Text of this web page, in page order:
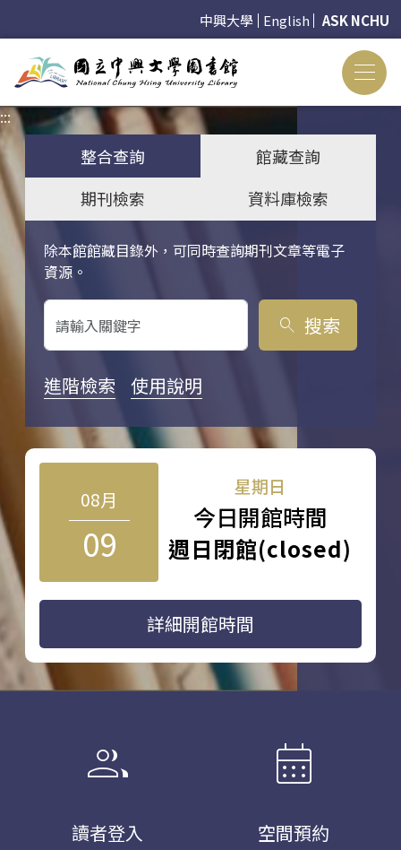
中興大學 English ASK NCHU
:::
整合查詢
館藏查詢
期刊檢索
資料庫檢索
除本館館藏目錄外，可同時查詢期刊文章等電子
資源。
關鍵字搜尋
search 搜索
進階檢索 使用說明
08月
09
星期日
今日開館時間
週日閉館(closed)
詳細開館時間
group
讀者登入
calendar_month
空間預約